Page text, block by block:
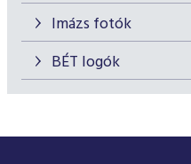
Imázs fotók
BÉT logók